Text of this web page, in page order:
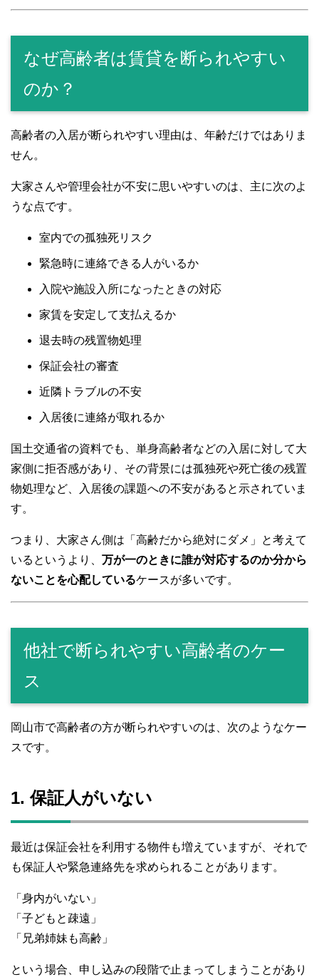
なぜ高齢者は賃貸を断られやすい
のか？
高齢者の入居が断られやすい理由は、年齢だけではありま
せん。
大家さんや管理会社が不安に思いやすいのは、主に次のよ
うな点です。
室内での孤独死リスク
緊急時に連絡できる人がいるか
入院や施設入所になったときの対応
家賃を安定して支払えるか
退去時の残置物処理
保証会社の審査
近隣トラブルの不安
入居後に連絡が取れるか
国土交通省の資料でも、単身高齢者などの入居に対して大
家側に拒否感があり、その背景には孤独死や死亡後の残置
物処理など、入居後の課題への不安があると示されていま
す。
つまり、大家さん側は「高齢だから絶対にダメ」と考えて
いるというより、 万が一のときに誰が対応するのか分から
ないことを心配しているケースが多いです。
他社で断られやすい高齢者のケー
ス
岡山市で高齢者の方が断られやすいのは、次のようなケー
スです。
1. 保証人がいない
最近は保証会社を利用する物件も増えていますが、それで
も保証人や緊急連絡先を求められることがあります。
「身内がいない」
「子どもと疎遠」
「兄弟姉妹も高齢」
という場合、申し込みの段階で止まってしまうことがあり